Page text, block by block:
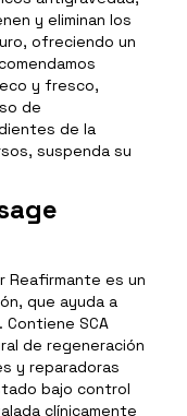
y eliminan los
ofreciendo un
y fresco,
de
de la
suspenda su
Reafirmante es un
que ayuda a
SCA
de regeneración
y reparadoras
bajo control
clínicamente